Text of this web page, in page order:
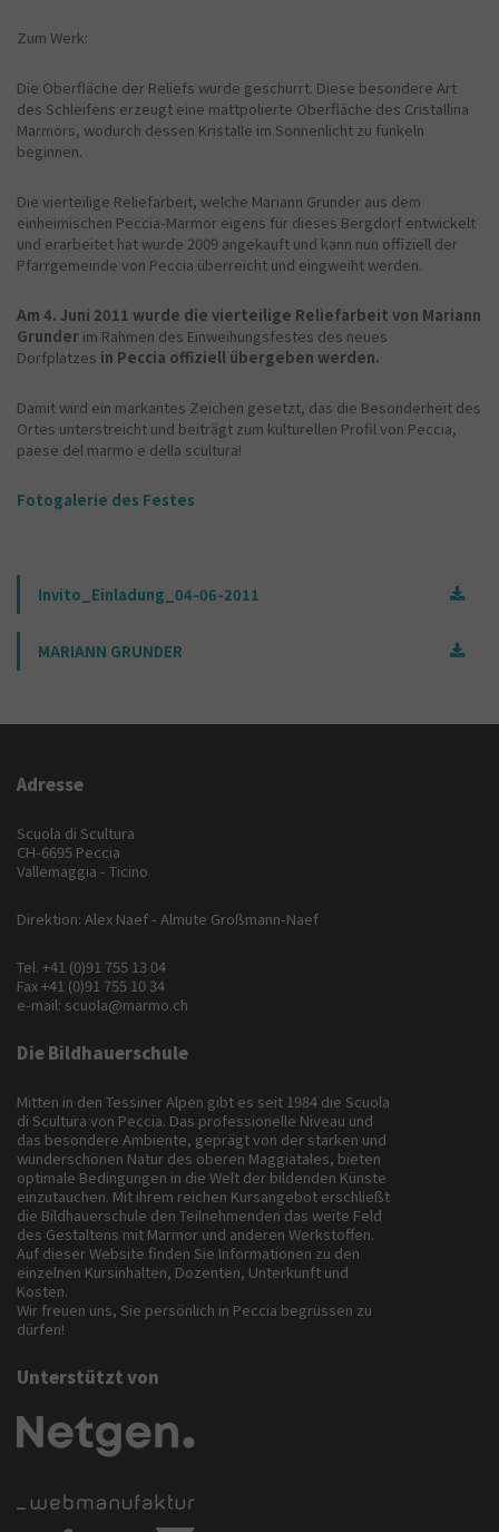
Zum Werk:
Die Oberfläche der Reliefs wurde geschurrt. Diese besondere Art
des Schleifens erzeugt eine mattpolierte Oberfläche des Cristallina
Marmors, wodurch dessen Kristalle im Sonnenlicht zu funkeln
beginnen.
Die vierteilige Reliefarbeit, welche Mariann Grunder aus dem
einheimischen Peccia-Marmor eigens für dieses Bergdorf entwickelt
und erarbeitet hat wurde 2009 angekauft und kann nun offiziell der
Pfarrgemeinde von Peccia überreicht und eingweiht werden.
Am 4. Juni 2011 wurde die vierteilige Reliefarbeit von Mariann
Grunder im Rahmen des Einweihungsfestes des neues
Dorfplatzes in Peccia offiziell übergeben werden.
Damit wird ein markantes Zeichen gesetzt, das die Besonderheit des
Ortes unterstreicht und beiträgt zum kulturellen Profil von Peccia,
paese del marmo e della scultura!
Fotogalerie des Festes
Invito_Einladung_04-06-2011
MARIANN GRUNDER
Adresse
Scuola di Scultura
CH-6695 Peccia
Vallemaggia - Ticino
Direktion: Alex Naef - Almute Großmann-Naef
Tel. +41 (0)91 755 13 04
Fax +41 (0)91 755 10 34
e-mail: scuola@marmo.ch
Die Bildhauerschule
Mitten in den Tessiner Alpen gibt es seit 1984 die Scuola
di Scultura von Peccia. Das professionelle Niveau und
das besondere Ambiente, geprägt von der starken und
wunderschönen Natur des oberen Maggiatales, bieten
optimale Bedingungen in die Welt der bildenden Künste
einzutauchen. Mit ihrem reichen Kursangebot erschließt
die Bildhauerschule den Teilnehmenden das weite Feld
des Gestaltens mit Marmor und anderen Werkstoffen.
Auf dieser Website finden Sie Informationen zu den
einzelnen Kursinhalten, Dozenten, Unterkunft und
Kosten.
Wir freuen uns, Sie persönlich in Peccia begrüssen zu
dürfen!
Unterstützt von